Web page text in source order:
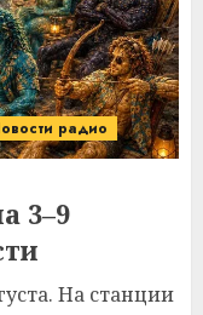
радио
3–9
На станции